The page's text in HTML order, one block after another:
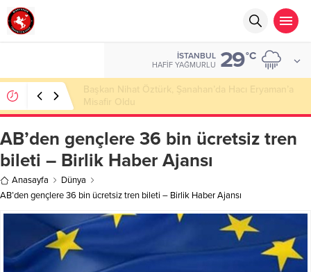
İSTANBUL
HAFIF YAĞMURLU 29°C
Başkan Nihat Öztürk, Şanahan’da Hacı Eryaman’a
Misafir Oldu
AB’den gençlere 36 bin ücretsiz tren
bileti – Birlik Haber Ajansı
Anasayfa
Dünya
AB’den gençlere 36 bin ücretsiz tren bileti – Birlik Haber Ajansı